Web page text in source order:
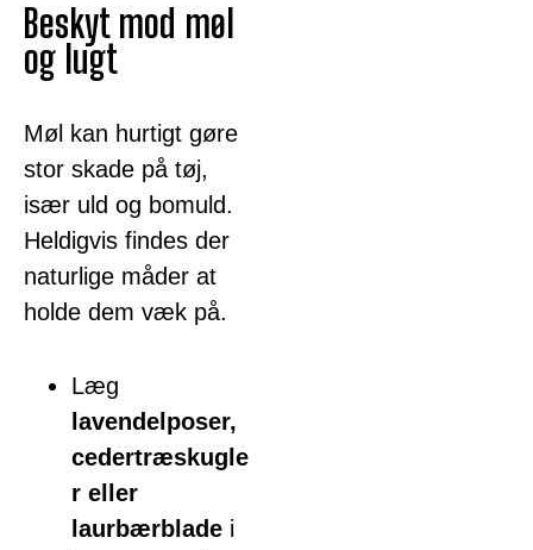
Beskyt mod møl
og lugt
Møl kan hurtigt gøre
stor skade på tøj,
især uld og bomuld.
Heldigvis findes der
naturlige måder at
holde dem væk på.
Læg
lavendelposer,
cedertræskugle
r eller
laurbærblade i